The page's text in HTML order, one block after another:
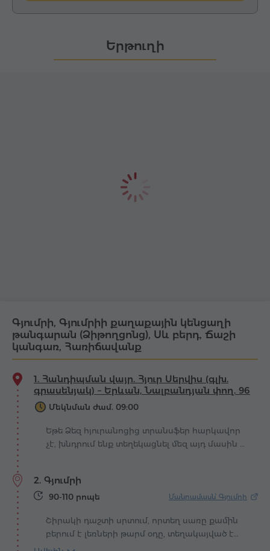
Երթուղի
Գյումրի, Գյումրիի քաղաքային կենցաղի
թանգարան (Ձիթողցոնց), Սև բերդ, Ճաշի
կանգառ, Հառիճավանք
1. Հանդիպման վայր. Հյուր Սերվիս (գլխ.
գրասենյակ) – Երևան, Նալբանդյան փող. 96
Մեկնման ժամ. 09:00
Եթե Ձեզ հյուրանոցից տրանսֆեր հարկավոր
չէ, խնդրում ենք տեղեկացնել մեզ այդ մասին և
2. Գյումրի
90-110 րոպե Մանրամասն՝ Գյումրի
Շիրակի դաշտի սրտում, որտեղ սառը քամին
բերում է լեռների թարմ օդը, տեղակայված է
Գյումրի քաղաքը։ Այստեղ անցյալն ու ներկան